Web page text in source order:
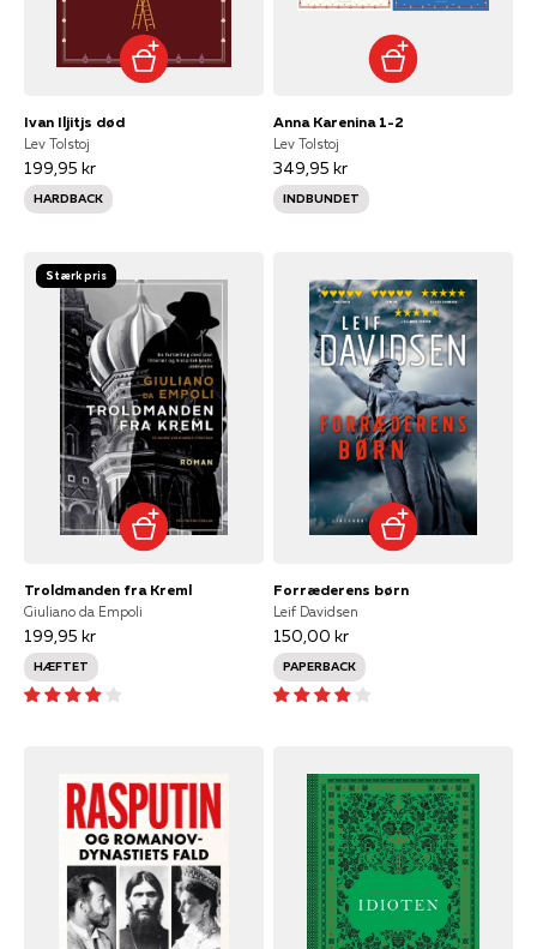
Ivan Iljitjs død
Lev Tolstoj
199,95 kr
HARDBACK
Anna Karenina 1-2
Lev Tolstoj
349,95 kr
INDBUNDET
Stærk pris
Troldmanden fra Kreml
Giuliano da Empoli
199,95 kr
HÆFTET
Forræderens børn
Leif Davidsen
150,00 kr
PAPERBACK